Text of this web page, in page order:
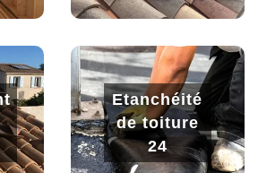
Etanchéité
de toiture
24